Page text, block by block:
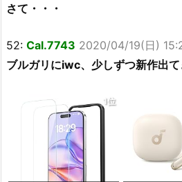
さて・・・
52: Cal.7743 2020/04/19(日)
ブルガリにiwc、少しずつ新作出
1位